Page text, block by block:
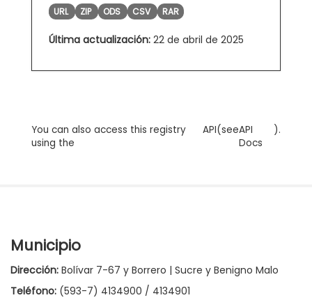
URL ZIP ODS CSV RAR
Última actualización: 22 de abril de 2025
You can also access this registry
using the
API(seeAPI
Docs
).
Municipio
Dirección: Bolívar 7-67 y Borrero | Sucre y Benigno Malo
Teléfono: (593-7) 4134900 / 4134901